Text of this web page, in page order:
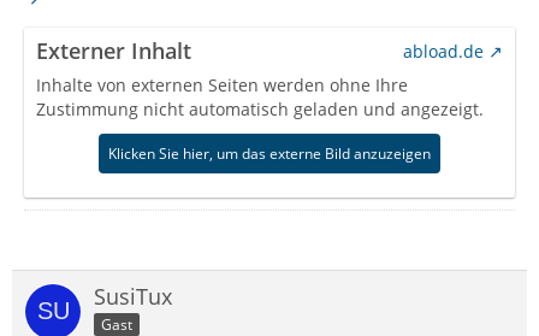
Externer Inhalt
abload.de
Inhalte von externen Seiten werden ohne Ihre
Zustimmung nicht automatisch geladen und angezeigt.
Klicken Sie hier, um das externe Bild anzuzeigen
SusiTux
Gast